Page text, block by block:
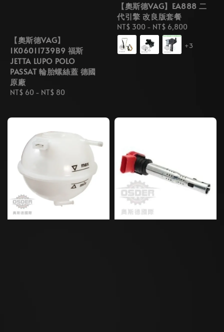
【奧斯德VAG】
1K06011739B9 福斯
JETTA LUPO POLO
PASSAT 輪胎螺絲蓋 德國
原廠
Regular
NT$ 60 - NT$ 80
【奧斯德VAG】EA888 二
代引擎 改良版套餐
Regular
price
NT$ 300 - NT$ 6,800
+3